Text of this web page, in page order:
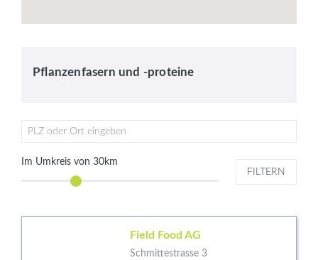
Pflanzenfasern und -proteine
PLZ oder Ort eingeben
Im Umkreis von 30km
FILTERN
Field Food AG
Schmittestrasse 3